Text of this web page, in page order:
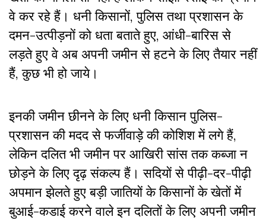
वे कर रहे हैं। धनी किसानों, पुलिस तथा प्रशासन के
दमन-उत्पीड़नों को धता बताते हुए, आंधी-बारिस से
लड़ते हुए वे अब अपनी जमीन से हटने के लिए तैयार नहीं
हैं, कुछ भी हो जाये।
इनकी जमीन छीनने के लिए धनी किसान पुलिस-
प्रशासन की मदद से फर्जीवाड़े की कोशिश में लगे हैं,
लेकिन दलित भी जमीन पर आखिरी सांस तक कब्जा न
छोड़ने के लिए दृढ़ संकल्प हैं। सदियों से पीढ़ी-दर-पीढ़ी
अपमान झेलते हुए बड़ी जातियों के किसानों के खेतों में
बुआई-कडाई करने वाले इन दलितों के लिए अपनी जमीन